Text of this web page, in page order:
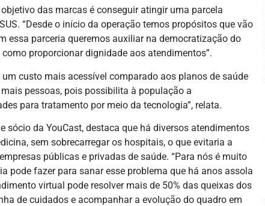
das marcas é conseguir atingir uma parcela
“Desde o início da operação temos propósitos que vão
essa parceria queremos auxiliar na democratização do
proporcionar dignidade aos atendimentos”.
um custo mais acessível comparado aos planos de saúde
pessoas, pois possibilita à população a
para tratamento por meio da tecnologia”, relata.
sócio da YouCast, destaca que há diversos atendimentos
sem sobrecarregar os hospitais, o que evitaria a
públicas e privadas de saúde. “Para nós é muito
pode fazer para sanar esse problema que há anos assola
virtual pode resolver mais de 50% das queixas dos
de cuidados e acompanhar a evolução do quadro em